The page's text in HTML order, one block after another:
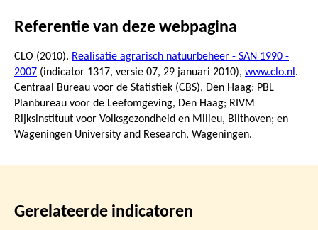
Referentie van deze webpagina
CLO (2010). Realisatie agrarisch natuurbeheer - SAN 1990 -
2007 (indicator 1317, versie 07, 29 januari 2010), www.clo.nl .
Centraal Bureau voor de Statistiek (CBS), Den Haag; PBL
Planbureau voor de Leefomgeving, Den Haag; RIVM
Rijksinstituut voor Volksgezondheid en Milieu, Bilthoven; en
Wageningen University and Research, Wageningen.
Gerelateerde indicatoren